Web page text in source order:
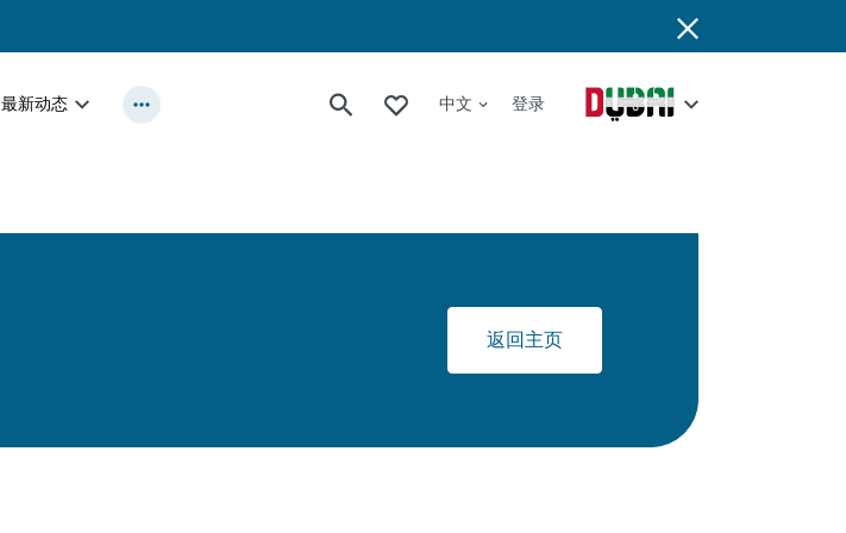
最新动态 中文 登录
返回主页